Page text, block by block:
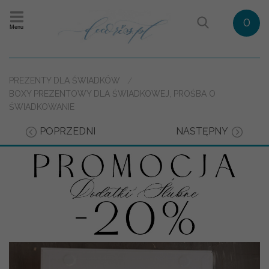
Menu 0
PREZENTY DLA ŚWIADKÓW
BOXY PREZENTOWY DLA ŚWIADKOWEJ, PROŚBA O
ŚWIADKOWANIE
POPRZEDNI NASTĘPNY